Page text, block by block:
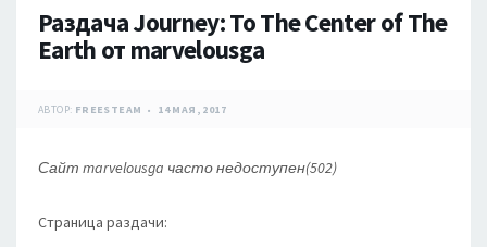
Раздача Journey: To The Center of The
Earth от marvelousga
АВТОР: FREESTEAM 14 МАЯ, 2017
Сайт marvelousga часто недоступен(502)
Страница раздачи: